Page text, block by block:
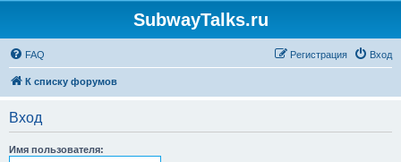
SubwayTalks.ru
FAQ Вход
Регистрация
К списку форумов
Вход
Имя пользователя: